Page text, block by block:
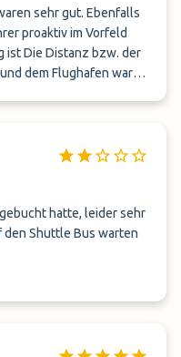
sehr gut. Ebenfalls
proaktiv im Vorfeld
Distanz bzw. der
dem Flughafen war
hatte, leider sehr
Shuttle Bus warten